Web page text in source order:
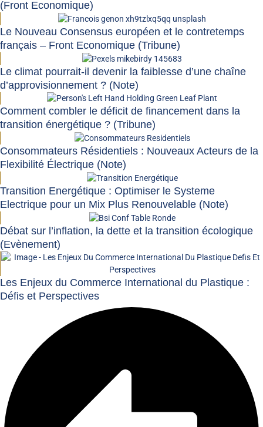
(Front Economique)
Le Nouveau Consensus européen et le contretemps
français – Front Economique (Tribune)
Le climat pourrait-il devenir la faiblesse d’une chaîne
d’approvisionnement ? (Note)
Comment combler le déficit de financement dans la
transition énergétique ? (Tribune)
Consommateurs Résidentiels : Nouveaux Acteurs de la
Flexibilité Électrique (Note)
Transition Energétique : Optimiser le Systeme
Electrique pour un Mix Plus Renouvelable (Note)
Débat sur l’inflation, la dette et la transition écologique
(Evènement)
Les Enjeux du Commerce International du Plastique :
Défis et Perspectives